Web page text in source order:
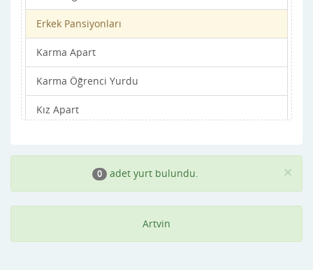
Erkek Pansiyonları
Karma Apart
Karma Öğrenci Yurdu
Kız Apart
Kız Pansiyonları ×
0 adet yurt bulundu.
Artvin